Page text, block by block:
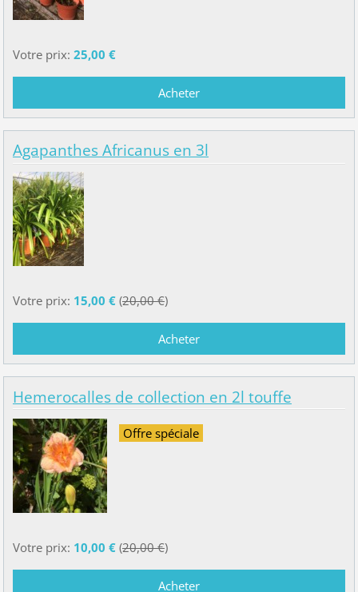
Votre prix: 25,00 €
Agapanthes Africanus en 3l
Votre prix: 15,00 €(20,00 €)
Hemerocalles de collection en 2l touffe
Offre spéciale
Votre prix: 10,00 €(20,00 €)